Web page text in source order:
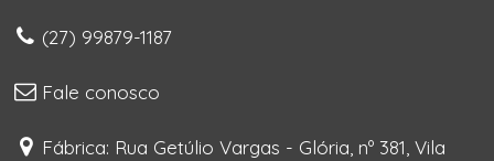
(27) 99879-1187
Fale conosco
Fábrica: Rua Getúlio Vargas - Glória, nº 381, Vila